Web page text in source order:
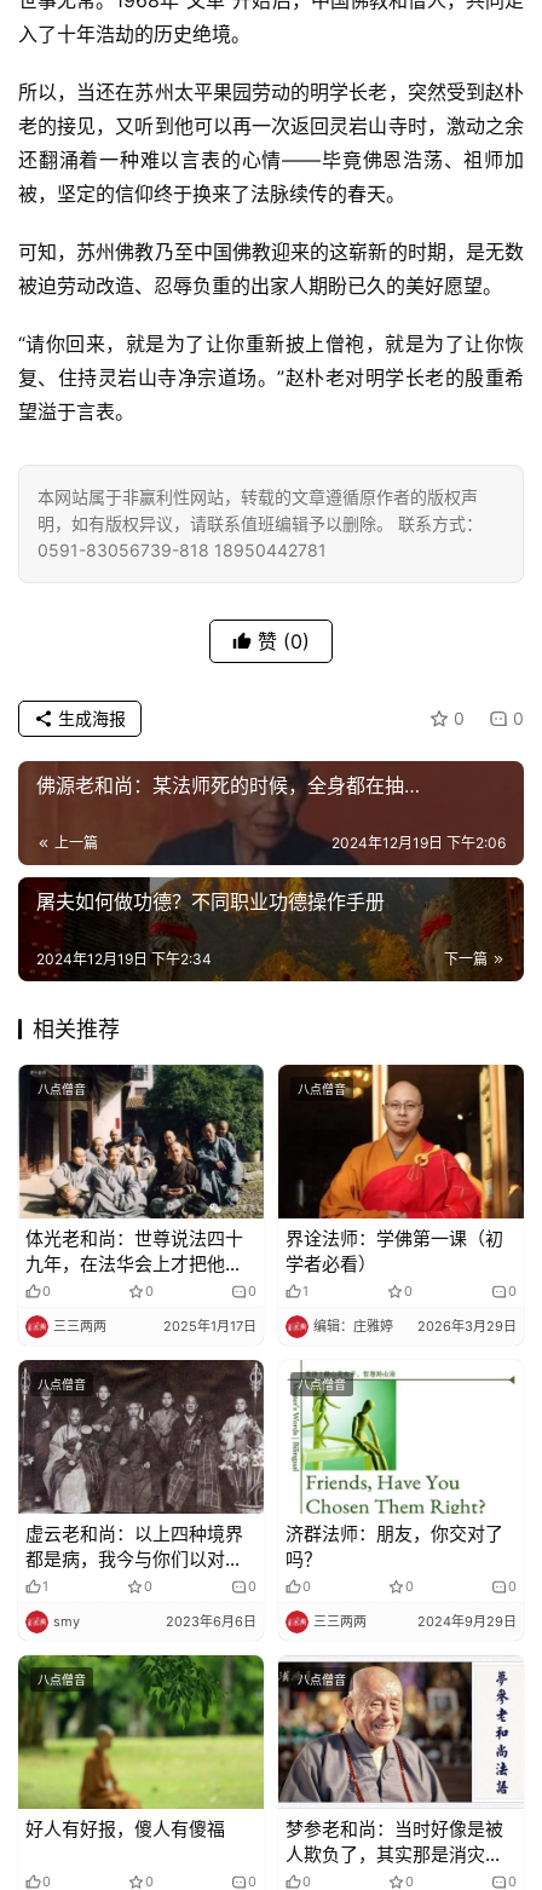
教
人
物
寺
院
巡
视
频
纪
录
佛
教
艺
术
法
规
免
明
入了十年浩劫的历史绝境。
所以，当还在苏州太平果园劳动的明学长老，突然受到赵朴
老的接见，又听到他可以再一次返回灵岩山寺时，激动之余
还翻涌着一种难以言表的心情——毕竟佛恩浩荡、祖师加
被，坚定的信仰终于换来了法脉续传的春天。
可知，苏州佛教乃至中国佛教迎来的这崭新的时期，是无数
被迫劳动改造、忍辱负重的出家人期盼已久的美好愿望。
“请你回来，就是为了让你重新披上僧袍，就是为了让你恢
复、住持灵岩山寺净宗道场。”赵朴老对明学长老的殷重希
望溢于言表。
本网站属于非赢利性网站，转载的文章遵循原作者的版权声
明，如有版权异议，请联系值班编辑予以删除。 联系方式：
0591-83056739-818 18950442781
赞 (0)
0 0
生成海报
佛源老和尚：某法师死的时候，全身都在抽…
上一篇 2024年12月19日 下午2:06
屠夫如何做功德？不同职业功德操作手册
下一篇
2024年12月19日 下午2:34
相关推荐
八点僧音
体光老和尚：世尊说法四十
九年，在法华会上才把他实
际的事情说出来
0 0 0
三三两两 2025年1月17日
八点僧音
界诠法师：学佛第一课（初
学者必看）
1 0 0
编辑：庄雅婷 2026年3月29日
八点僧音
虚云老和尚：以上四种境界
都是病，我今与你们以对治
之药
1 0 0
smy 2023年6月6日
八点僧音
济群法师：朋友，你交对了
吗？
0 0 0
三三两两 2024年9月29日
八点僧音
好人有好报，傻人有傻福
0 0 0
八点僧音
梦参老和尚：当时好像是被
人欺负了，其实那是消灾免
难0 0 0